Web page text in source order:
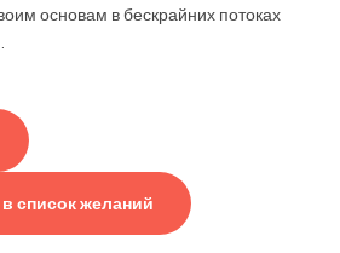
основам в бескрайних потоках
список желаний